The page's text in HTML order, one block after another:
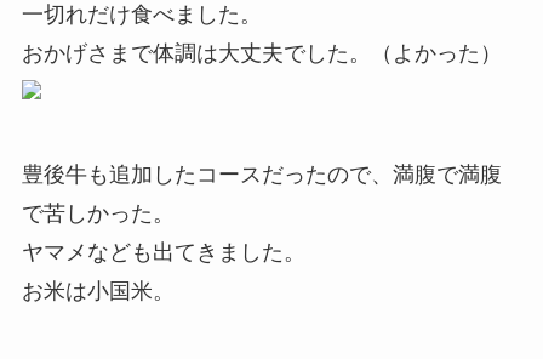
一切れだけ食べました。
おかげさまで体調は大丈夫でした。（よかった）
豊後牛も追加したコースだったので、満腹で満腹
で苦しかった。
ヤマメなども出てきました。
お米は小国米。